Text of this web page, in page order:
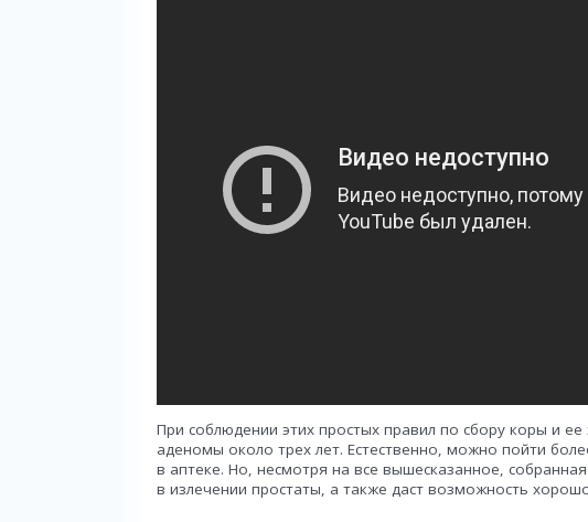
При соблюдении этих простых правил по сбору коры и
аденомы около трех лет. Естественно, можно пойти
в аптеке. Но, несмотря на все вышесказанное,
в излечении простаты, а также даст возможность